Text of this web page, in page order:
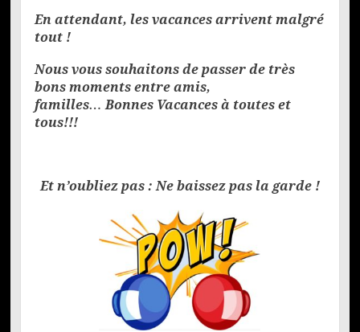
En attendant, les vacances arrivent malgré
tout !
Nous vous souhaitons de passer de très
bons moments entre amis,
familles… Bonnes Vacances à toutes et
tous!!!
Et n’oubliez pas : Ne baissez pas la garde !